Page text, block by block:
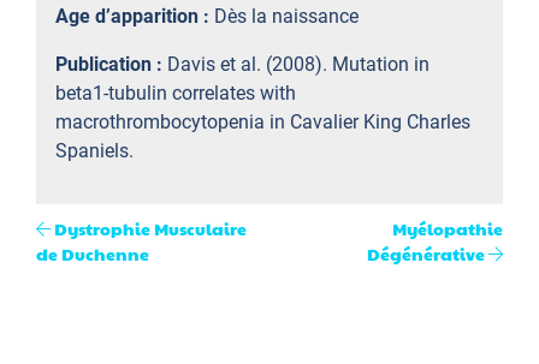
Age d’apparition : Dès la naissance
Publication : Davis et al. (2008). Mutation in
beta1-tubulin correlates with
macrothrombocytopenia in Cavalier King Charles
Spaniels.
Dystrophie Musculaire
de Duchenne
Myélopathie
Dégénérative